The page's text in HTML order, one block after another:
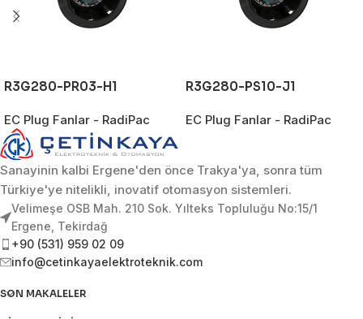
R3G280-PR03-H1
EC Plug Fanlar - RadiPac
R3G280-PS10-J1
EC Plug Fanlar - RadiPac
Sanayinin kalbi Ergene'den önce Trakya'ya, sonra tüm
Türkiye'ye nitelikli, inovatif otomasyon sistemleri.
Velimeşe OSB Mah. 210 Sok. Yılteks Topluluğu No:15/1
Ergene, Tekirdağ
+90 (531) 959 02 09
info@cetinkayaelektroteknik.com
SON MAKALELER